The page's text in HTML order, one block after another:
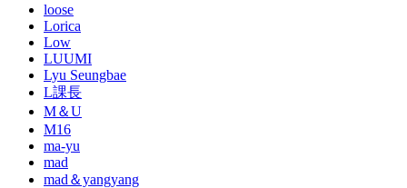
loose
Lorica
Low
LUUMI
Lyu Seungbae
L課長
M＆U
M16
ma-yu
mad
mad＆yangyang